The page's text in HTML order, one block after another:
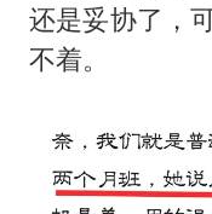
还是妥协了，
不着。